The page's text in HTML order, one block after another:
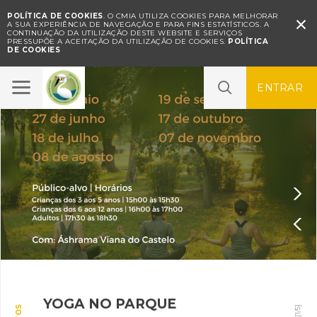
POLÍTICA DE COOKIES. O CMIA UTILIZA COOKIES PARA MELHORAR
A SUA EXPERIÊNCIA DE NAVEGAÇÃO E PARA FINS ESTATÍSTICOS. A
CONTINUAÇÃO DA UTILIZAÇÃO DESTE WEBSITE E SERVIÇOS
PRESSUPÕE A ACEITAÇÃO DA UTILIZAÇÃO DE COOKIES. POLÍTICA
DE COOKIES

ENTRAR
1
/
]
YOGA NO PARQUE
SONS NO PARQUE – Concerto
Oficina "As Formigas no
A sua opinião é importante |
SERVIÇO EDUCATIVO

